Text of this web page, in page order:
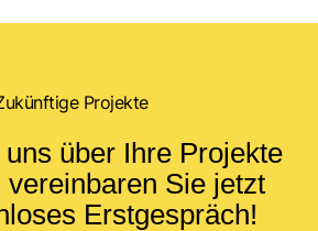
Projekte
über Ihre Projekte
vereinbaren Sie jetzt
Erstgespräch!